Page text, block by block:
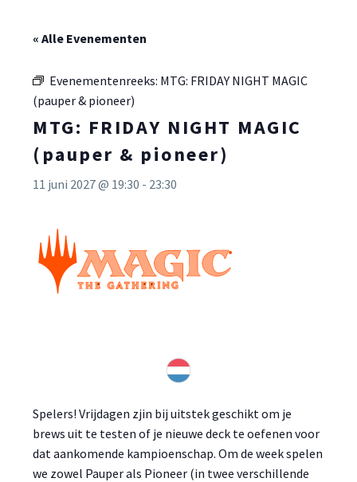
« Alle Evenementen
Evenementenreeks: MTG: FRIDAY NIGHT MAGIC
(pauper & pioneer)
MTG: FRIDAY NIGHT MAGIC
(pauper & pioneer)
11 juni 2027 @ 19:30 - 23:30
Spelers! Vrijdagen zjin bij uitstek geschikt om je
brews uit te testen of je nieuwe deck te oefenen voor
dat aankomende kampioenschap. Om de week spelen
we zowel Pauper als Pioneer (in twee verschillende